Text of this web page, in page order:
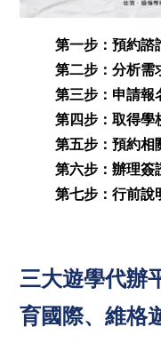
第一步：預約諮
第二步：分析需
第三步：申請報
第四步：取得學
第五步：預約相
第六步：辦理簽
第七步：行前說
三大遊學代辦
育國際、維格